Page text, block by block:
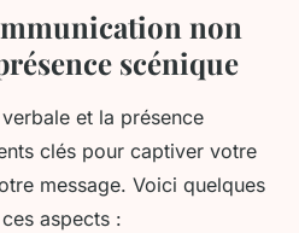
non
scénique
et la présence
clés pour captiver votre
message. Voici quelques
aspects :